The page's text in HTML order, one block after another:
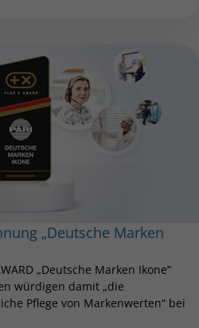
„Deutsche Marken
„Deutsche Marken Ikone“
würdigen damit „die
Pflege von Markenwerten“ bei